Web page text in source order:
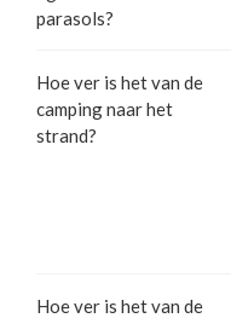
parasols?
Hoe ver is het van de
camping naar het
strand?
Hoe ver is het van de